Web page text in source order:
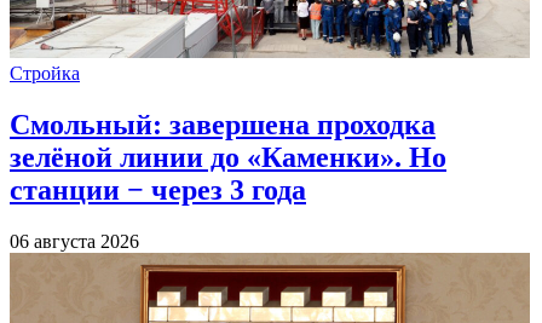
Стройка
Смольный: завершена проходка
зелёной линии до «Каменки». Но
станции − через 3 года
06 августа 2026